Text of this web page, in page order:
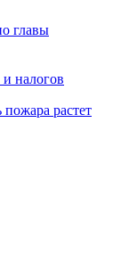
главы
налогов
растет